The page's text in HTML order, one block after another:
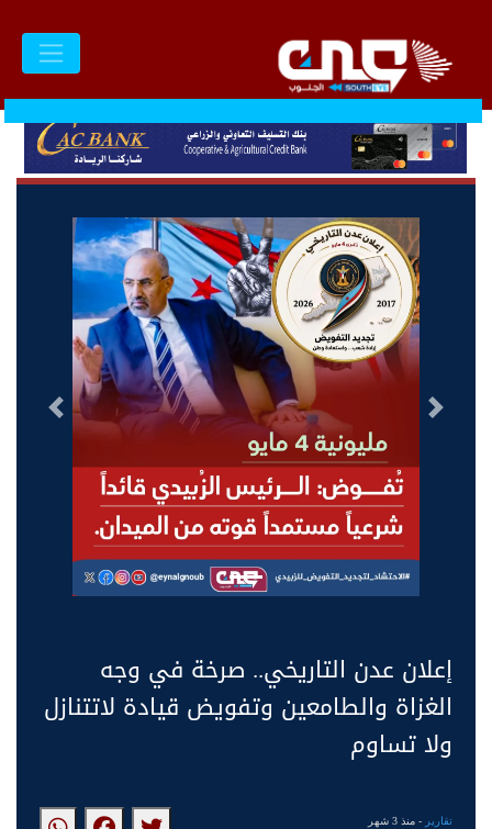
التالى السابق
إعلان عدن التاريخي.. صرخة في وجه
الغزاة والطامعين وتفويض قيادة لاتتنازل
ولا تساوم
تقارير - منذ 3 شهر